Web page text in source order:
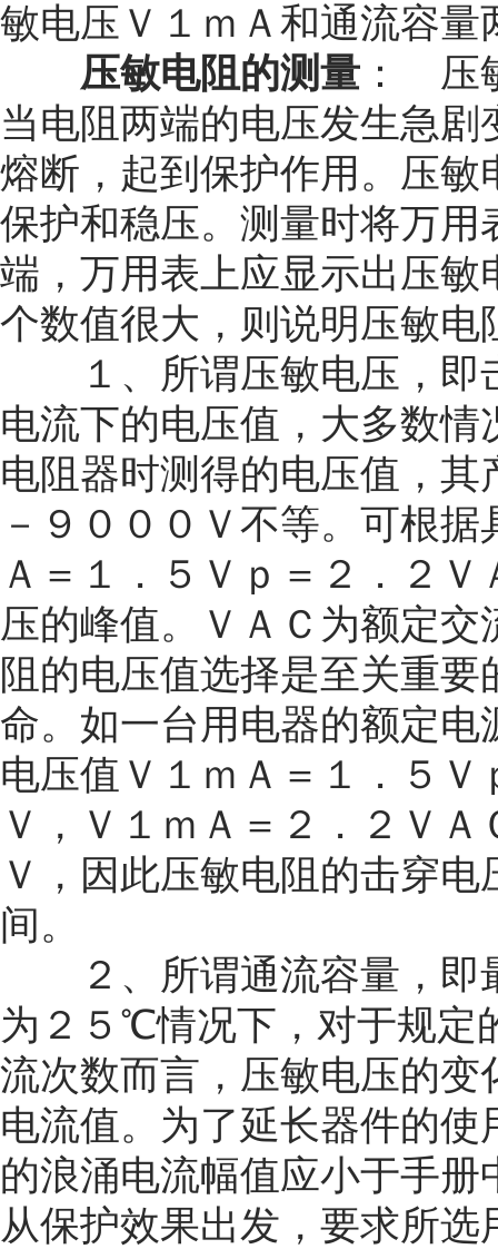
敏电压Ｖ１ｍＡ和通流容量
压敏电阻的测量 ： 压
当电阻两端的电压发生急
熔断，起到保护作用。压
保护和稳压。测量时将万
端，万用表上应显示出压
个数值很大，则说明压敏电
１、所谓压敏电压，即
电流下的电压值，大多数
电阻器时测得的电压值，
－９０００Ｖ不等。可根
Ａ＝１．５Ｖｐ＝２．２
压的峰值。ＶＡＣ为额定
阻的电压值选择是至关重
命。如一台用电器的额定
电压值Ｖ１ｍＡ＝１．５Ｖ
Ｖ，Ｖ１ｍＡ＝２．２ＶＡ
Ｖ，因此压敏电阻的击穿
间。
２、所谓通流容量，即
为 ２５℃情况下，对于规定
流次数而言，压敏电压的变
电流值。为了延长器件的
的浪涌电流幅值应小于手
从保护效果出发，要求所